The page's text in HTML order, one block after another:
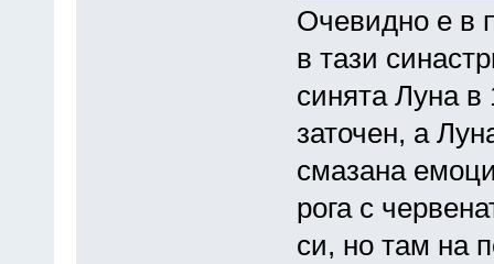
Очевидно е в
в тази
синята Луна
заточен, а
смазана
рога с
си, но там на